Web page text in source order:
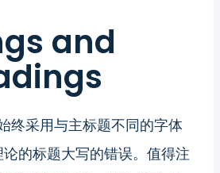
and
终采用与主标题不同的字体
的标题大写的错误。值得注